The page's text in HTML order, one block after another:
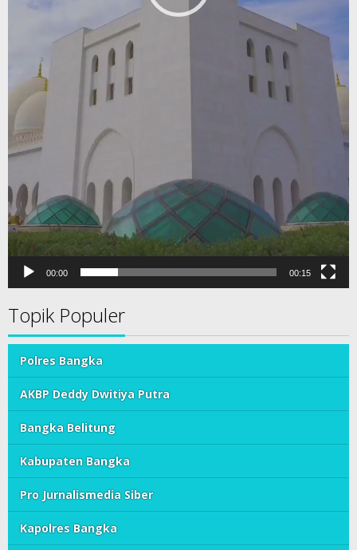
00:00 00:15
Topik Populer
Polres Bangka
AKBP Deddy Dwitiya Putra
Bangka Belitung
Kabupaten Bangka
Pro Jurnalismedia Siber
Kapolres Bangka